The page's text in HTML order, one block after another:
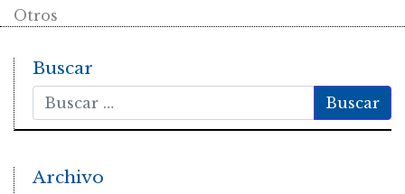
Otros
Buscar
Buscar
Archivo